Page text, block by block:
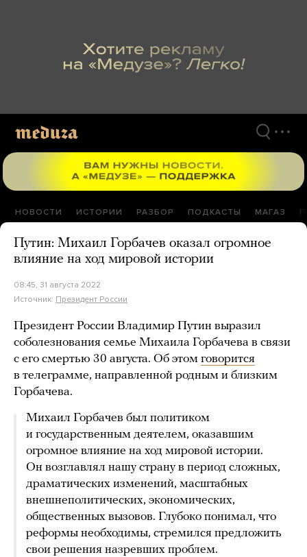
НОВОСТИ ИСТОРИИ РАЗБОР ПОДКАСТЫ МАГАЗ
Путин: Михаил Горбачев оказал огромное
влияние на ход мировой истории
08:45, 31 августа 2022
Источник: Президент России
Президент России Владимир Путин выразил
соболезнования семье Михаила Горбачева в связи
с его смертью 30 августа. Об этом говорится
в телеграмме, направленной родным и близким
Горбачева.
Михаил Горбачев был политиком
и государственным деятелем, оказавшим
огромное влияние на ход мировой истории.
Он возглавлял нашу страну в период сложных,
драматических изменений, масштабных
внешнеполитических, экономических,
общественных вызовов. Глубоко понимал, что
реформы необходимы, стремился предложить
свои решения назревших проблем.